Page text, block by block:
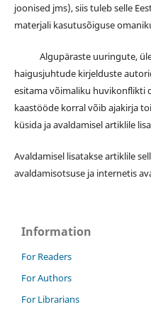
joonised jms), siis tuleb selle
materjali kasutusõiguse
Algupäraste uuringute,
haigusjuhtude kirjelduste
esitama võimaliku huvikonflikti
kaastööde korral võib ajakirja
küsida ja avaldamisel artiklile
Avaldamisel lisatakse artiklile
avaldamisotsuse ja internetis
Information
For Readers
For Authors
For Librarians